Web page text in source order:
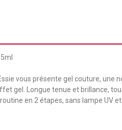
vous présente gel couture, une
gel. Longue tenue et brillance,
en 2 étapes, sans lampe UV